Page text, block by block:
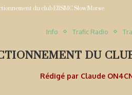
du club EI1SMC Slow Morse
Info Trafic Radio
DU
Rédigé par Claude